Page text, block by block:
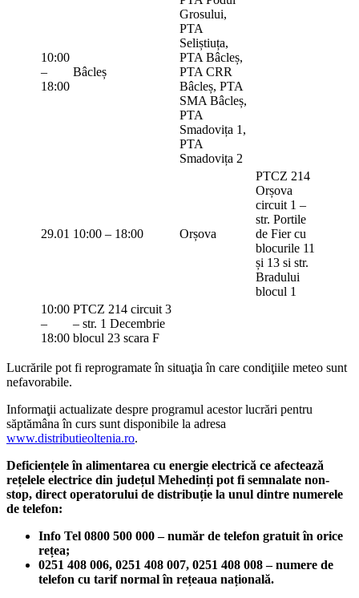
10:00
–
18:00
Bâcleș
Grosului,
PTA
Seliștiuța,
PTA Bâcleș,
PTA CRR
Bâcleș, PTA
SMA Bâcleș,
PTA
Smadovița 1,
PTA
Smadovița 2
29.01 10:00 – 18:00 Orșova
PTCZ 214
Orșova
circuit 1 –
str. Portile
de Fier cu
blocurile 11
și 13 si str.
Bradului
blocul 1
10:00
–
18:00
PTCZ 214 circuit 3
– str. 1 Decembrie
blocul 23 scara F
Lucrările pot fi reprogramate în situaţia în care condiţiile meteo sunt
nefavorabile.
Informaţii actualizate despre programul acestor lucrări pentru
săptămâna în curs sunt disponibile la adresa
www.distributieoltenia.ro.
Deficiențele în alimentarea cu energie electrică ce afectează
rețelele electrice din județul Mehedinți pot fi semnalate non-
stop, direct operatorului de distribuție la unul dintre numerele
de telefon:
Info Tel 0800 500 000– număr de telefon gratuit în orice
rețea;
0251 408 006, 0251 408 007, 0251 408 008– numere de
telefon cu tarif normal în rețeaua națională.